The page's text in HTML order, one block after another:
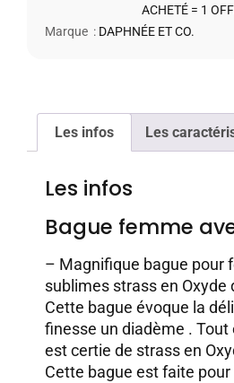
ACHETÉ = 1
Marque : DAPHNÉE ET CO.
Les infos Les
Les infos
Bague femme
– Magnifique bague pour
sublimes strass en Oxyde
Cette bague évoque la
finesse un diadème . Tout
est certie de strass en
Cette bague est faite